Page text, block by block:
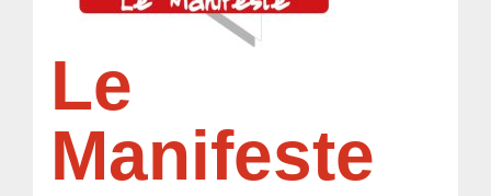
Le
Manifeste